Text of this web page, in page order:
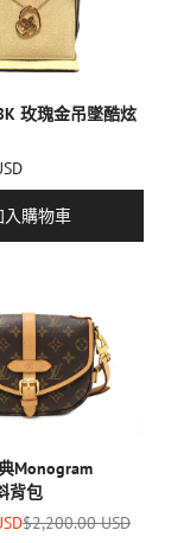
玫瑰金吊墜酷炫
入購物車
Monogram
背包
$2,200.00 USD